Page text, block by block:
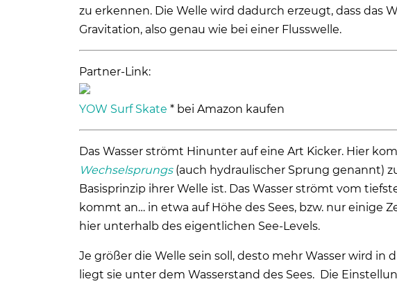
zu erkennen. Die Welle wird dadurch erzeugt, dass das
Gravitation, also genau wie bei einer Flusswelle.
Partner-Link:
YOW Surf Skate * bei Amazon kaufen
Das Wasser strömt Hinunter auf eine Art Kicker. Hier
Wechselsprungs(auch hydraulischer Sprung genannt)
Basisprinzip ihrer Welle ist. Das Wasser strömt vom
kommt an… in etwa auf Höhe des Sees, bzw. nur einige
hier unterhalb des eigentlichen See-Levels.
Je größer die Welle sein soll, desto mehr Wasser wird
liegt sie unter dem Wasserstand des Sees. Die